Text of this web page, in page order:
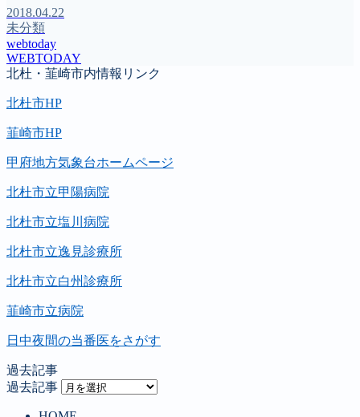
2018.04.22
未分類
webtoday
WEBTODAY
北杜・韮崎市内情報リンク
北杜市HP
韮崎市HP
甲府地方気象台ホームページ
北杜市立甲陽病院
北杜市立塩川病院
北杜市立逸見診療所
北杜市立白州診療所
韮崎市立病院
日中夜間の当番医をさがす
過去記事
過去記事